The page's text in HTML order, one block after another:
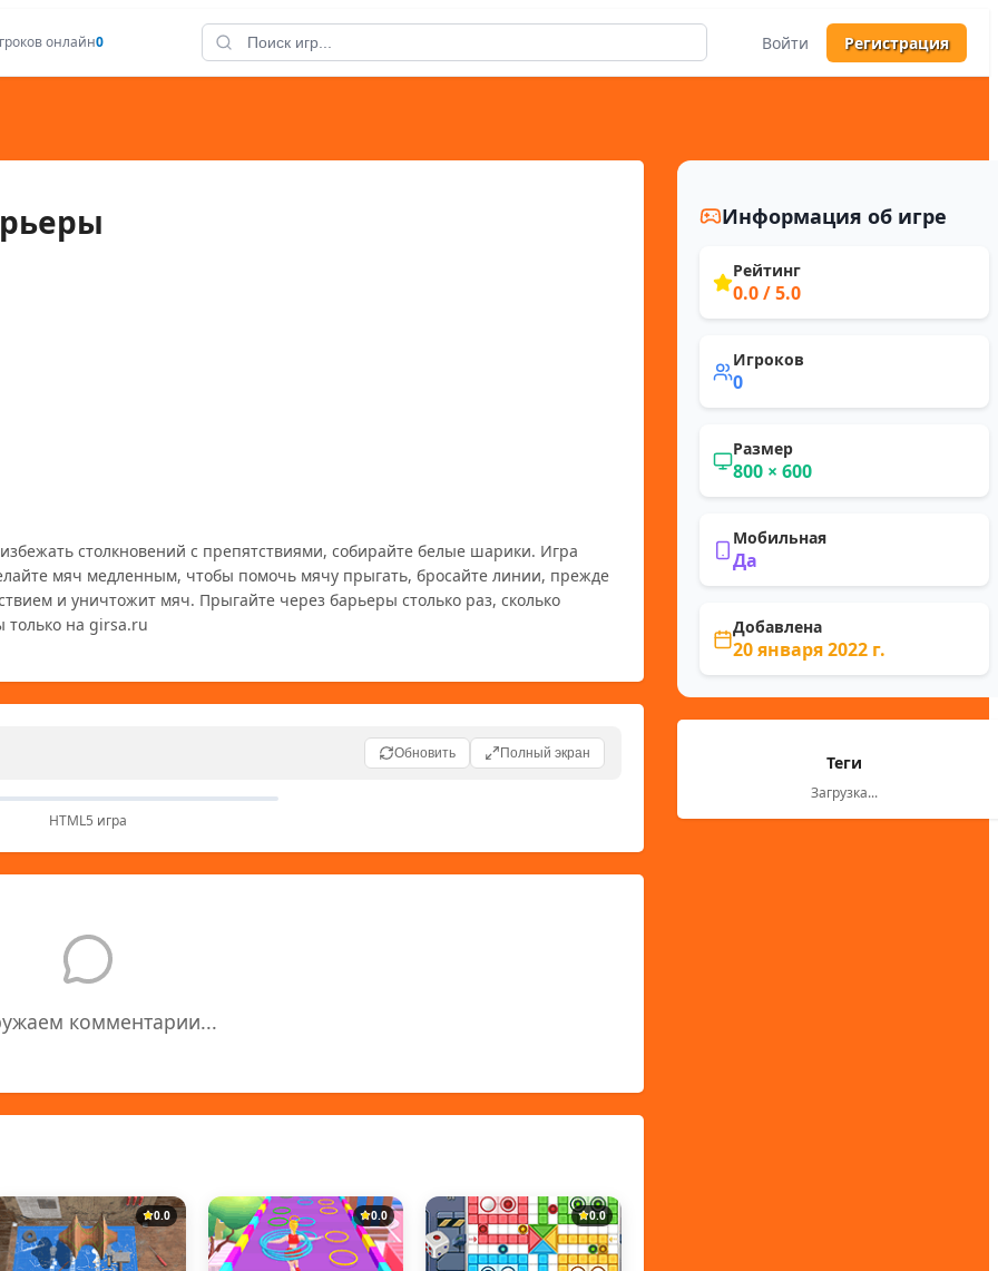
онлайн0 Войти Регистрация
столкновений с препятствиями, собирайте белые шарики. Игра
мяч медленным, чтобы помочь мячу прыгать, бросайте линии, прежде
и уничтожит мяч. Прыгайте через барьеры столько раз, сколько
только на girsa.ru
Обновить Полный экран
HTML5 игра
комментарии...
0.0 0.0 0.0
Информация об игре
Рейтинг
0.0/ 5.0
Игроков
0
Размер
800 × 600
Мобильная
Да
Добавлена
20 января 2022 г.
Теги
Загрузка...